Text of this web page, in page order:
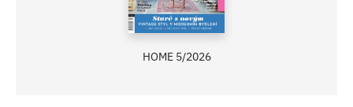
HOME 5/2026